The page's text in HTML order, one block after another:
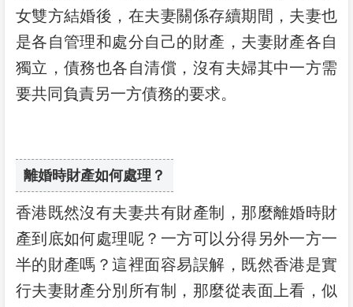
女雙方結婚後，在夫妻關係存續期間，夫妻也
是各自管理和處分自己的財產，夫妻財產各自
獨立，債務也各自清償，沒有夫婦其中一方需
要共同負責另一方債務的要求。
離婚時財產如何處理？
香港既然沒有夫妻共有財產制，那麼離婚時財
產到底如何處理呢？一方可以分得另外一方一
半的財產嗎？這裡面容易誤解，既然香港是實
行夫妻財產分別所有制，那麼從表面上看，似